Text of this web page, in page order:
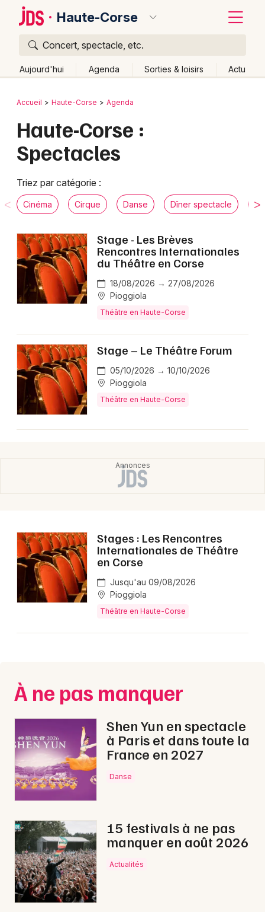
Haute-Corse
Concert, spectacle, etc.
Aujourd'hui Agenda Sorties & loisirs Actu
Publier un événement
Grands événements
Activité & Expérience
Manifestations
Foires & salons
Spectacles
Sports
Soirées
Sorties famille
Expos
Spectacles en Corse
Newsletter des sorties
Artistes en tournée
2B - Haute-Corse
Choisir mes départements
Mon email
Je m'abonne
Bordeaux
Colmar
Lyon
Mulhouse
Montpellier
Nantes
Paris
Strasbourg
Toulouse
Toutes les villes
Retour
Accueil Haute-Corse Agenda
Haute-Corse :
Spectacles
Triez par catégorie :
Cinéma Cirque Danse Dîner spectacle
Stage - Les Brèves
Rencontres Internationales
du Théâtre en Corse
18/08/2026 → 27/08/2026
Pioggiola
Théâtre en Haute-Corse
Stage – Le Théâtre Forum
05/10/2026 → 10/10/2026
Pioggiola
Théâtre en Haute-Corse
Stages : Les Rencontres
Internationales de Théâtre
en Corse
Jusqu'au 09/08/2026
Pioggiola
Théâtre en Haute-Corse
À ne pas manquer
Shen Yun en spectacle
à Paris et dans toute la
France en 2027
Danse
15 festivals à ne pas
manquer en août 2026
Actualités
Quoi ?
Où ?
Changer de lieu
Quand ?